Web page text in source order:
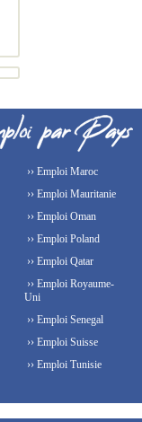
›› Emploi Maroc
›› Emploi Mauritanie
›› Emploi Oman
›› Emploi Poland
›› Emploi Qatar
›› Emploi Royaume-
Uni
›› Emploi Senegal
›› Emploi Suisse
›› Emploi Tunisie